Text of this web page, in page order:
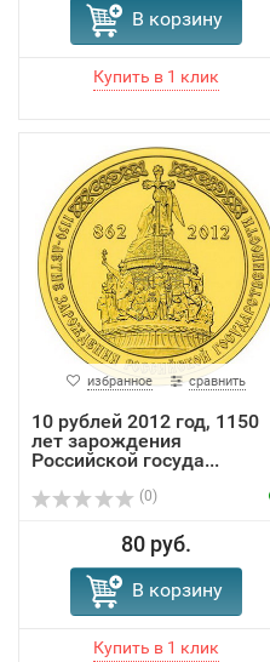
В корзину
избранное сравнить
10 рублей 2012 год, 1150
лет зарождения
Российской госуда...
(0)
80 руб.
В корзину